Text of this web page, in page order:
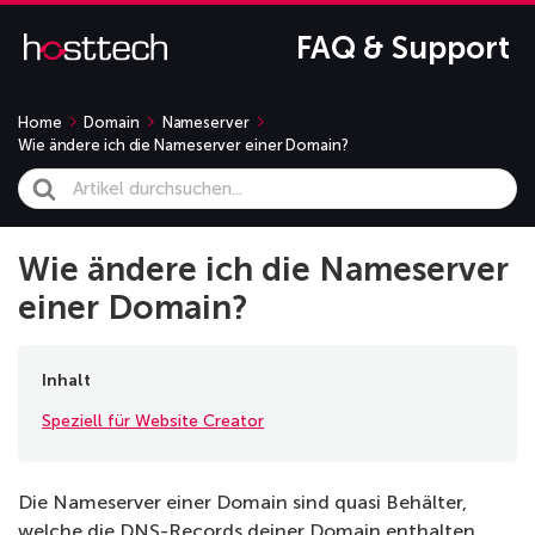
FAQ & Support
Home Domain
Nameserver
Wie ändere ich die Nameserver einer Domain?
Search
For
Wie ändere ich die Nameserver
einer Domain?
Inhalt
Speziell für Website Creator
Die Nameserver einer Domain sind quasi Behälter,